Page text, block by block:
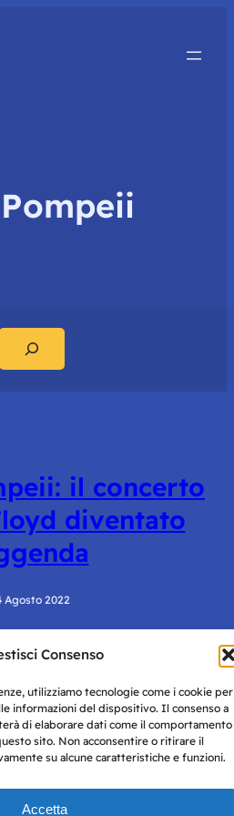
Consenso
utilizziamo tecnologie come i cookie per
informazioni del dispositivo. Il consenso a
di elaborare dati come il comportamento
sito. Non acconsentire o ritirare il
su alcune caratteristiche e funzioni.
Accetta
Pompeii
il concerto
diventato
Agosto 2022
38 del 25/9/2019.
su questo sito sono forniti